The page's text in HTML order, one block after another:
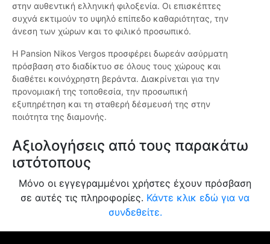
στην αυθεντική ελληνική φιλοξενία. Οι επισκέπτες
συχνά εκτιμούν το υψηλό επίπεδο καθαριότητας, την
άνεση των χώρων και το φιλικό προσωπικό.
Η Pansion Nikos Vergos προσφέρει δωρεάν ασύρματη
πρόσβαση στο διαδίκτυο σε όλους τους χώρους και
διαθέτει κοινόχρηστη βεράντα. Διακρίνεται για την
προνομιακή της τοποθεσία, την προσωπική
εξυπηρέτηση και τη σταθερή δέσμευσή της στην
ποιότητα της διαμονής.
Αξιολογήσεις από τους παρακάτω
ιστότοπους
Μόνο οι εγγεγραμμένοι χρήστες έχουν πρόσβαση
σε αυτές τις πληροφορίες. Κάντε κλικ εδώ για να
συνδεθείτε.